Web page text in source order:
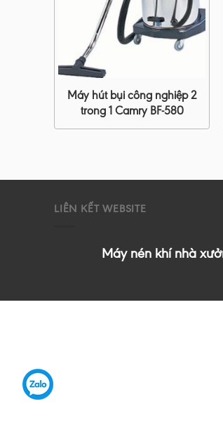
Máy hút bụi công nghiệp 2
trong 1 Camry BF-580
LIÊN KẾT WEBSITE
Máy nén khí nhà